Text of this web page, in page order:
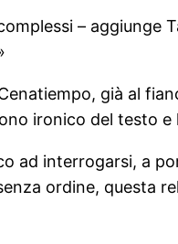
– aggiunge
già al
ironico del testo e
ad interrogarsi, a
ordine, questa